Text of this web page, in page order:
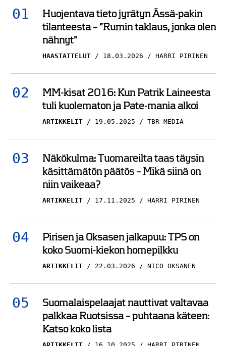
päätyi Siniviivan
kannalle: ”Eri laji”
MILANO CORTINA 2026
Näkökulma: Nathan
MacKinnon jäätyi
täysin ratkaisevilla
hetkillä
MILANO CORTINA 2026
Olympiakiekko: Palaako
Yhdysvallat voittajaksi?
ylitse muiden
MILANO CORTINA 2026
Analyysi: Antti
Pennasen Leijonilta
vastaan
MILANO CORTINA 2026
Huojentava tieto jyrätyn Ässä-pakin
tilanteesta – ”Rumin taklaus, jonka olen
nähnyt”
HAASTATTELUT 18.03.2026 HARRI PIRINEN
MM-kisat 2016: Kun Patrik Laineesta
tuli kuolematon ja Pate-mania alkoi
ARTIKKELIT 19.05.2025 TBR MEDIA
Näkökulma: Tuomareilta taas täysin
käsittämätön päätös – Mikä siinä on
niin vaikeaa?
ARTIKKELIT 17.11.2025 HARRI PIRINEN
Pirisen ja Oksasen jalkapuu: TPS on
koko Suomi-kiekon homepilkku
ARTIKKELIT 22.03.2026 NICO OKSANEN
Suomalaispelaajat nauttivat valtavaa
palkkaa Ruotsissa – puhtaana käteen:
Katso koko lista